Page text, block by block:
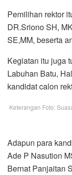
Pemilihan rektor
DR.Sriono SH,
SE,MM, beserta
Kegiatan itu juga
Labuhan Batu,
kandidat calon
Keterangan Foto:
Adapun para
Ade P Nasution
Bernat Panjaitan